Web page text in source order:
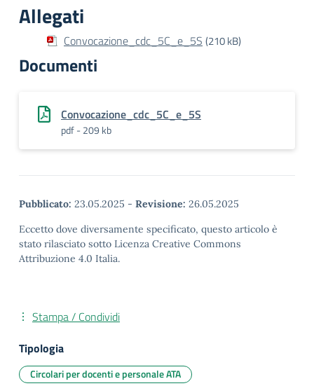
Allegati
Convocazione_cdc_5C_e_5S (210 kB)
Documenti
Convocazione_cdc_5C_e_5S
pdf - 209 kb
Pubblicato: 23.05.2025 - Revisione: 26.05.2025
Eccetto dove diversamente specificato, questo articolo è
stato rilasciato sotto Licenza Creative Commons
Attribuzione 4.0 Italia.
Stampa / Condividi
Tipologia
Circolari per docenti e personale ATA